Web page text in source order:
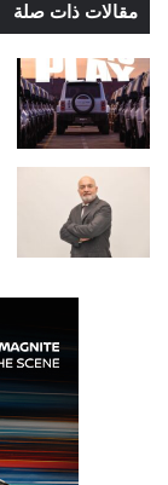
مقالات ذات صلة